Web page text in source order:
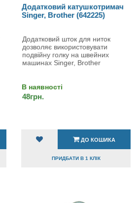
Додатковий катушкотримач
Singer, Brother (642225)
Додатковий шток для ниток
дозволяє використовувати
подвійну голку на швейних
машинах Singer, Brother
В наявності
48грн.
ДО КОШИКА
ПРИДБАТИ В 1 КЛІК